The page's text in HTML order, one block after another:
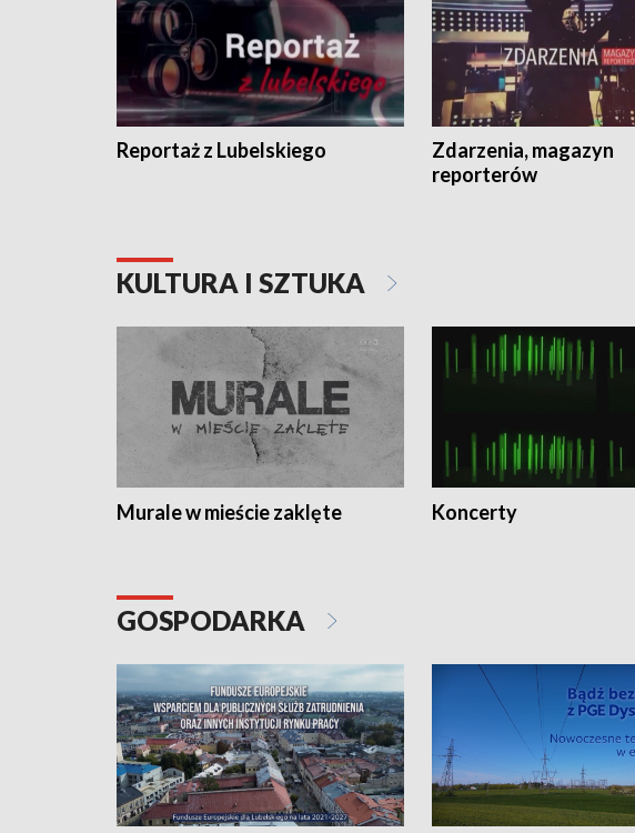
Reportaż z Lubelskiego
Zdarzenia, magazyn
reporterów
KULTURA I SZTUKA
Murale w mieście zaklęte Koncerty
GOSPODARKA